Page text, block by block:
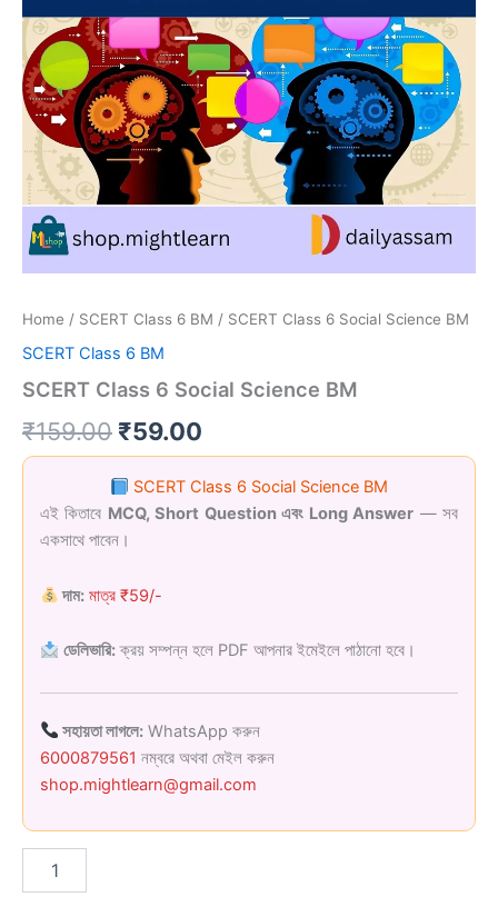
Home / SCERT Class 6 BM / SCERT Class 6 Social Science BM
SCERT Class 6 BM
SCERT Class 6 Social Science BM
₹159.00 Original
was:
₹159.00.
₹59.00
is:
SCERT Class 6 Social Science BM
এই কিতাবে MCQ, Short Question এবং Long Answer — সব
একসাথে পাবেন।
দাম: মাত্র ₹59/-
ডেলিভারি:ক্রয় সম্পন্ন হলে PDF আপনার ইমেইলে পাঠানো হবে।
সহায়তা লাগলে:WhatsApp করুন
6000879561 নম্বরে অথবা মেইল করুন
shop.mightlearn@gmail.com
Class